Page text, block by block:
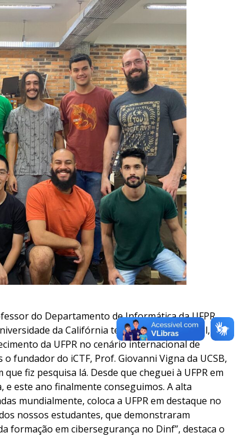
do Departamento de Informática da UFPR,
da Califórnia tem um apelo pessoal,
da UFPR no cenário internacional de
fundador do iCTF, Prof. Giovanni Vigna da UCSB,
fiz pesquisa lá. Desde que cheguei à UFPR em
e este ano finalmente conseguimos. A alta
mundialmente, coloca a UFPR em destaque no
nossos estudantes, que demonstraram
formação em cibersegurança no Dinf”, destaca o